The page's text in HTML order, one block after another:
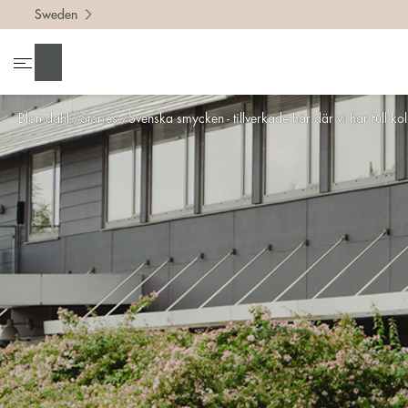
Blomdahl Stories Svenska smycken - tillverkade här där vi har full
Sweden